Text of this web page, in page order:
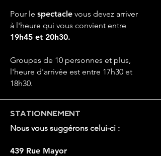
Pour le spectacle vous devez arriver
à l'heure qui vous convient entre
19h45 et 20h30.
Groupes de 10 personnes et plus,
l'heure d'arrivée est entre 17h30 et
18h30.
STATIONNEMENT
Nous vous suggérons celui-ci :
439 Rue Mayor